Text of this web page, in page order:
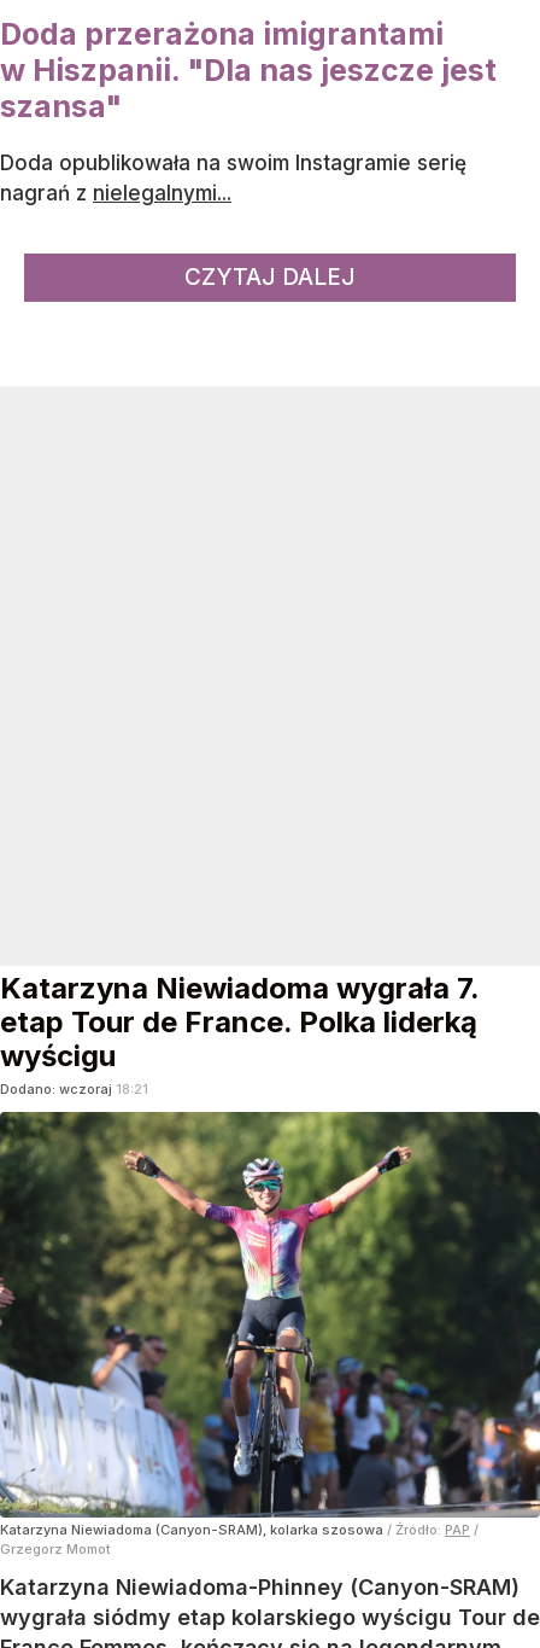
Doda przerażona imigrantami
w Hiszpanii. "Dla nas jeszcze jest
szansa"
Doda opublikowała na swoim Instagramie serię
nagrań z nielegalnymi...
CZYTAJ DALEJ
Katarzyna Niewiadoma wygrała 7.
etap Tour de France. Polka liderką
wyścigu
Dodano: wczoraj 18:21
Katarzyna Niewiadoma (Canyon-SRAM), kolarka szosowa / Źródło: PAP /
Grzegorz Momot
Katarzyna Niewiadoma-Phinney (Canyon-SRAM)
wygrała siódmy etap kolarskiego wyścigu Tour de